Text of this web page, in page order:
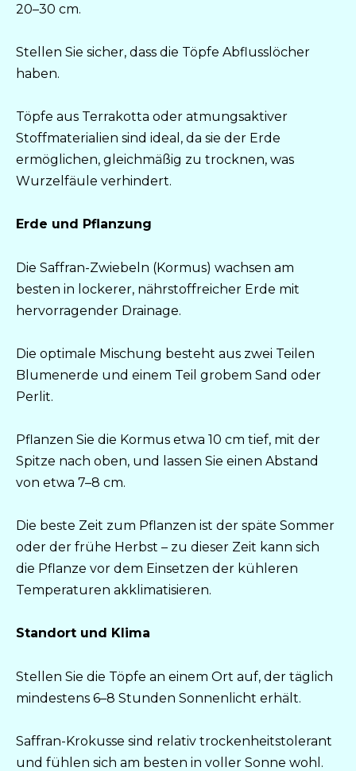
20–30 cm.
Stellen Sie sicher, dass die Töpfe Abflusslöcher
haben.
Töpfe aus Terrakotta oder atmungsaktiver
Stoffmaterialien sind ideal, da sie der Erde
ermöglichen, gleichmäßig zu trocknen, was
Wurzelfäule verhindert.
Erde und Pflanzung
Die Saffran-Zwiebeln (Kormus) wachsen am
besten in lockerer, nährstoffreicher Erde mit
hervorragender Drainage.
Die optimale Mischung besteht aus zwei Teilen
Blumenerde und einem Teil grobem Sand oder
Perlit.
Pflanzen Sie die Kormus etwa 10 cm tief, mit der
Spitze nach oben, und lassen Sie einen Abstand
von etwa 7–8 cm.
Die beste Zeit zum Pflanzen ist der späte Sommer
oder der frühe Herbst – zu dieser Zeit kann sich
die Pflanze vor dem Einsetzen der kühleren
Temperaturen akklimatisieren.
Standort und Klima
Stellen Sie die Töpfe an einem Ort auf, der täglich
mindestens 6–8 Stunden Sonnenlicht erhält.
Saffran-Krokusse sind relativ trockenheitstolerant
und fühlen sich am besten in voller Sonne wohl.